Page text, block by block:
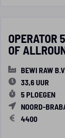
OPERATOR
OF
BEWI RAW
33,6 UUR
5 PLOEGEN
NOORD-
4400